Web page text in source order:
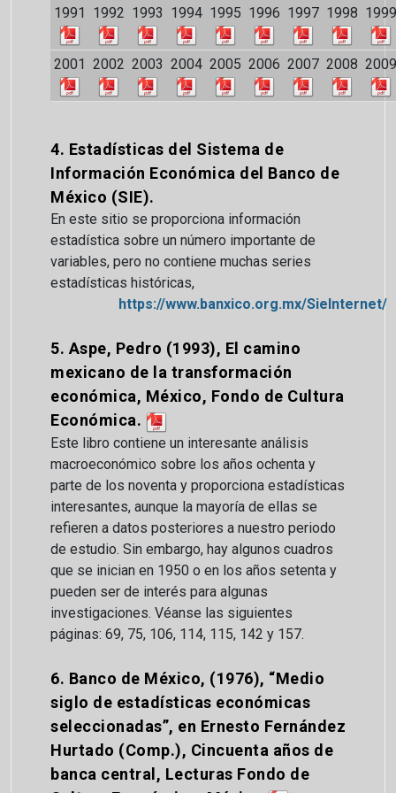
1991 1992 1993 1994 1995 1996 1997 1998 1999
2001 2002 2003 2004 2005 2006 2007 2008 2009
4. Estadísticas del Sistema de
Información Económica del Banco de
México (SIE).
En este sitio se proporciona información
estadística sobre un número importante de
variables, pero no contiene muchas series
estadísticas históricas,
https://www.banxico.org.mx/SieInternet/
5. Aspe, Pedro (1993), El camino
mexicano de la transformación
económica, México, Fondo de Cultura
Económica.
Este libro contiene un interesante análisis
macroeconómico sobre los años ochenta y
parte de los noventa y proporciona estadísticas
interesantes, aunque la mayoría de ellas se
refieren a datos posteriores a nuestro periodo
de estudio. Sin embargo, hay algunos cuadros
que se inician en 1950 o en los años setenta y
pueden ser de interés para algunas
investigaciones. Véanse las siguientes
páginas: 69, 75, 106, 114, 115, 142 y 157.
6. Banco de México, (1976), “Medio
siglo de estadísticas económicas
seleccionadas”, en Ernesto Fernández
Hurtado (Comp.), Cincuenta años de
banca central, Lecturas Fondo de